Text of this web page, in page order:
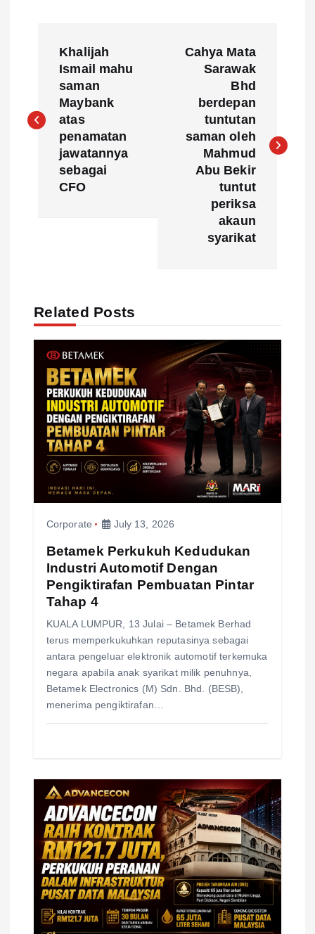
s
g
a
Khalijah
Ismail mahu
saman
Maybank
atas
penamatan
jawatannya
sebagai
CFO
Cahya Mata
Sarawak
Bhd
berdepan
tuntutan
saman oleh
Mahmud
Abu Bekir
tuntut
periksa
akaun
syarikat
Related Posts
Corporate July 13, 2026
Betamek Perkukuh Kedudukan
Industri Automotif Dengan
Pengiktirafan Pembuatan Pintar
Tahap 4
KUALA LUMPUR, 13 Julai – Betamek Berhad
terus memperkukuhkan reputasinya sebagai
antara pengeluar elektronik automotif terkemuka
negara apabila anak syarikat milik penuhnya,
Betamek Electronics (M) Sdn. Bhd. (BESB),
menerima pengiktirafan…